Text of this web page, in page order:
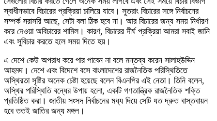
স্বাধীনভাবে বিচারের প্রক্রিয়া চালিয়ে যাবে। সুতরাং বিচারের সঙ্গে নির্বাচনের
সম্পর্ক সরাসরি আছে, সেটা বলা ঠিক হবে না। আর বিচারের জন্য সময় নির্ধারণ
করে দেওয়া অবিচারের শামিল। কারণ, বিচারের দীর্ঘ প্রক্রিয়া আমরা সবাই জানি
এবং সুবিচার করতে হলে সময় দিতে হয়।
এ দেশে কেউ অপরাধ করে পার পাবেন না বলে মন্তব্য করেন সালাহউদ্দিন
আহমদ। দেশে এবং বিদেশে বসে বাংলাদেশের রাজনৈতিক পরিস্থিতিতে
অস্থিরতা সৃষ্টির অনেক চেষ্টা হয়েছে বলেন বিএনপির এই নেতা। তিনি বলেন,
অস্থির পরিস্থিতি বন্ধের উপায় হলো, একটি গণতান্ত্রিক রাজনৈতিক শক্তি
প্রতিষ্ঠিত করা। জাতীয় সংসদ নির্বাচনের মধ্য দিয়ে সেটি যত দ্রুত বাস্তবায়ন
হবে ততই জাতির জন্য মঙ্গল।